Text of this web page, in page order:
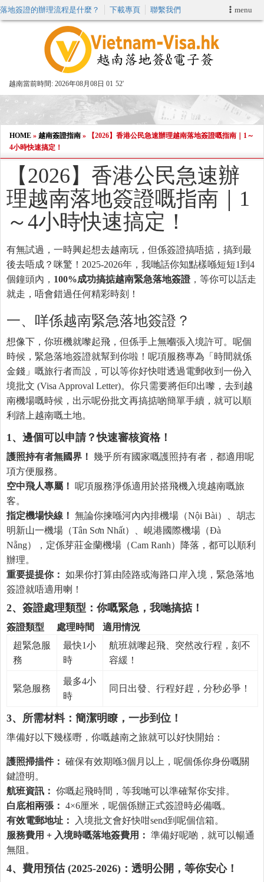
menu
落地簽證的辦理流程是什麼？ 下載專頁 聯繫我們
越南當前時間: 2026年08月08日 01 52'
申請簽證
VIP快速通關服务
加快E-VISA服務
週末緊急電子簽證
查詢簽證狀態
HOME » 越南簽證指南 »
【2026】香港公民急速辦理越南落地簽證嘅指南｜1～
4小時快速搞定！
【2026】香港公民急速辦
理越南落地簽證嘅指南｜1
～4小時快速搞定！
有無試過，一時興起想去越南玩，但係簽證搞唔掂，搞到最
後去唔成？咪驚！2025-2026年，我哋話你知點樣喺短短1到4
個鐘頭內， 100%成功搞掂越南緊急落地簽證，等你可以話走
就走，唔會錯過任何精彩時刻！
一、咩係越南緊急落地簽證？
想像下，你班機就嚟起飛，但係手上無嗰張入境許可。呢個
時候，緊急落地簽證就幫到你啦！呢項服務專為「時間就係
金錢」嘅旅行者而設，可以等你好快咁透過電郵收到一份入
境批文 (Visa Approval Letter)。你只需要將佢印出嚟，去到越
南機場嘅時候，出示呢份批文再搞掂啲簡單手續，就可以順
利踏上越南嘅土地。
1、邊個可以申請？快速審核資格！
護照持有者無國界！ 幾乎所有國家嘅護照持有者，都適用呢
項方便服務。
空中飛人專屬！
呢項服務淨係適用於搭飛機入境越南嘅旅
客。
指定機場快線！ 無論你揀喺河內內排機場（Nội Bài）、胡志
明新山一機場（Tân Sơn Nhất）、峴港國際機場（Đà
Nẵng），定係芽莊金蘭機場（Cam Ranh）降落，都可以順利
辦理。
重要提提你： 如果你打算由陸路或海路口岸入境，緊急落地
簽證就唔適用喇！
2、簽證處理類型：你嘅緊急，我哋搞掂！
簽證類型 處理時間
適用情況
超緊急服
務
最快1小
時
航班就嚟起飛、突然改行程，刻不
容緩！
緊急服務
最多4小
時
同日出發、行程好趕，分秒必爭！
3、所需材料：簡潔明瞭，一步到位！
準備好以下幾樣嘢，你嘅越南之旅就可以好快開始：
護照掃描件： 確保有效期喺3個月以上，呢個係你身份嘅關
鍵證明。
航班資訊： 你嘅起飛時間，等我哋可以準確幫你安排。
白底相兩張： 4×6厘米，呢個係辦正式簽證時必備嘅。
有效電郵地址：
入境批文會好快咁send到呢個信箱。
服務費用 + 入境時嘅落地簽費用： 準備好呢啲，就可以暢通
無阻。
4、費用預估 (2025-2026)：透明公開，等你安心！